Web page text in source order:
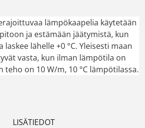
lämpökaapelia käytetään
ja estämään jäätymistä, kun
lähelle +0 °C. Yleisesti maan
vasta, kun ilman lämpötila on
teho on 10 W/m, 10 °C lämpötilassa.
LISÄTIEDOT